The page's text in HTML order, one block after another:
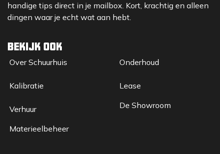
handige tips direct in je mailbox. Kort, krachtig en alleen
dingen waar je echt wat aan hebt.
Bekijk ook
Over Sc​huurhuis
Kalibratie
Verhuur
Materieelbeheer
Onderhoud
Lease
De Showroom